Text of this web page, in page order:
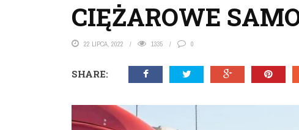
CIĘŻAROWE
22 LIPCA, 2022 1335 0
SHARE: